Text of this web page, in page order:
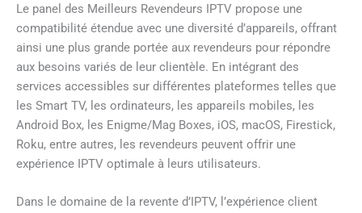
Le panel des Meilleurs Revendeurs IPTV propose une
compatibilité étendue avec une diversité d’appareils, offrant
ainsi une plus grande portée aux revendeurs pour répondre
aux besoins variés de leur clientèle. En intégrant des
services accessibles sur différentes plateformes telles que
les Smart TV, les ordinateurs, les appareils mobiles, les
Android Box, les Enigme/Mag Boxes, iOS, macOS, Firestick,
Roku, entre autres, les revendeurs peuvent offrir une
expérience IPTV optimale à leurs utilisateurs.
Dans le domaine de la revente d’IPTV, l’expérience client